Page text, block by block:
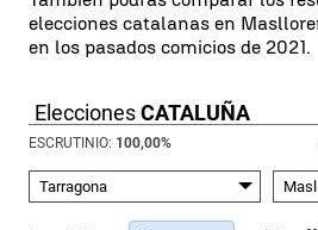
elecciones catalanas en
en los pasados comicios de 2021.
EleccionesCATALUÑA
ESCRUTINIO: 100,00%